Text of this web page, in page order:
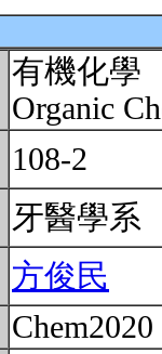
有機化學
Organic
108-2
牙醫學系
方俊民
Chem2020